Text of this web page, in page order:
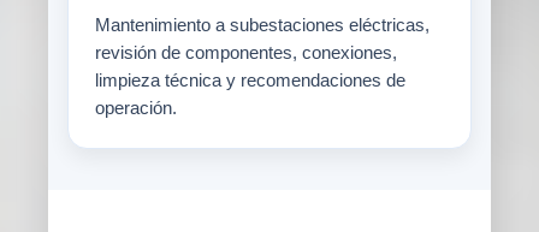
Mantenimiento a subestaciones eléctricas,
revisión de componentes, conexiones,
limpieza técnica y recomendaciones de
operación.